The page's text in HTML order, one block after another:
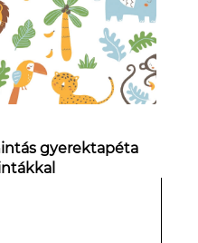
gyerektapéta